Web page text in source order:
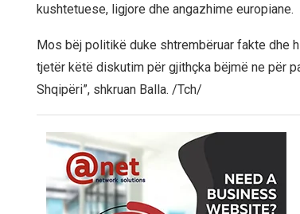
kushtetuese, ligjore dhe angazhime europiane.
Mos bëj politikë duke shtrembëruar fakte dhe
tjetër këtë diskutim për gjithçka bëjmë ne për
Shqipëri”, shkruan Balla. /Tch/